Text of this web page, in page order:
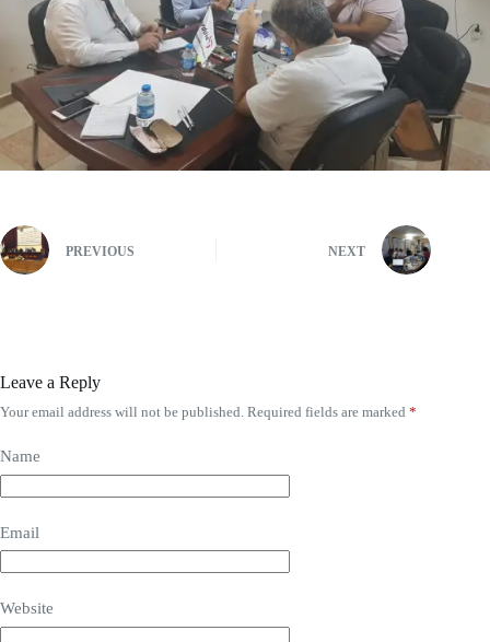
PREVIOUS NEXT
Leave a Reply
Your email address will not be published. Required fields are marked *
Name
Email
Website